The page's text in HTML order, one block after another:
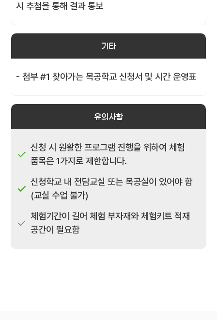
시 추첨을 통해 결과 통보
기타
- 첨부 #1 찾아가는 목공학교 신청서 및 시간 운영표
유의사항
신청 시 원활한 프로그램 진행을 위하여 체험
품목은 1가지로 제한합니다.
신청학교 내 전담교실 또는 목공실이 있어야 함
(교실 수업 불가)
체험기간이 길어 체험 부자재와 체험키트 적재
공간이 필요함